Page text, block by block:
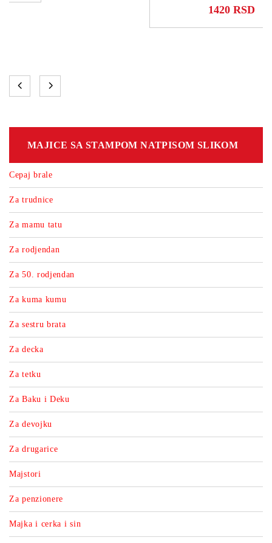
MAJICE SA STAMPOM NATPISOM SLIKOM
Cepaj brale
Za trudnice
Za mamu tatu
Za rodjendan
Za 50. rodjendan
Za kuma kumu
Za sestru brata
Za decka
Za tetku
Za Baku i Deku
Za devojku
Za drugarice
Majstori
Za penzionere
Majka i cerka i sin